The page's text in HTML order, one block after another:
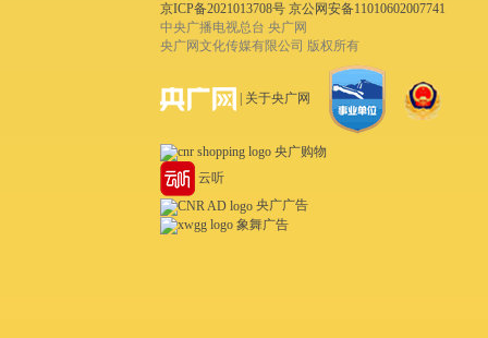
京ICP备2021013708号 京公网安备11010602007741
中央广播电视总台 央广网
央广网文化传媒有限公司 版权所有
| 关于央广网
央广购物
云听
央广广告
象舞广告